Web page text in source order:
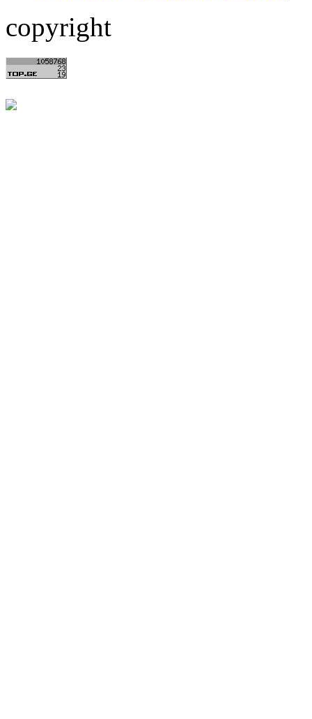
copyright